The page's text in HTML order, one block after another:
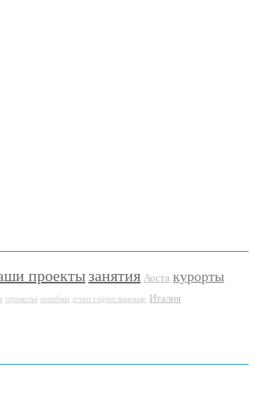
проекты занятия Аоста курорты
приколы ошибки очки горнолыжные Италия